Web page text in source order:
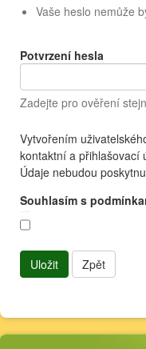
Vaše heslo nemůže
Potvrzení hesla
Zadejte pro ověření
Vytvořením
kontaktní a přihlašovací
Údaje nebudou
Souhlasím s
Uložit Zpět